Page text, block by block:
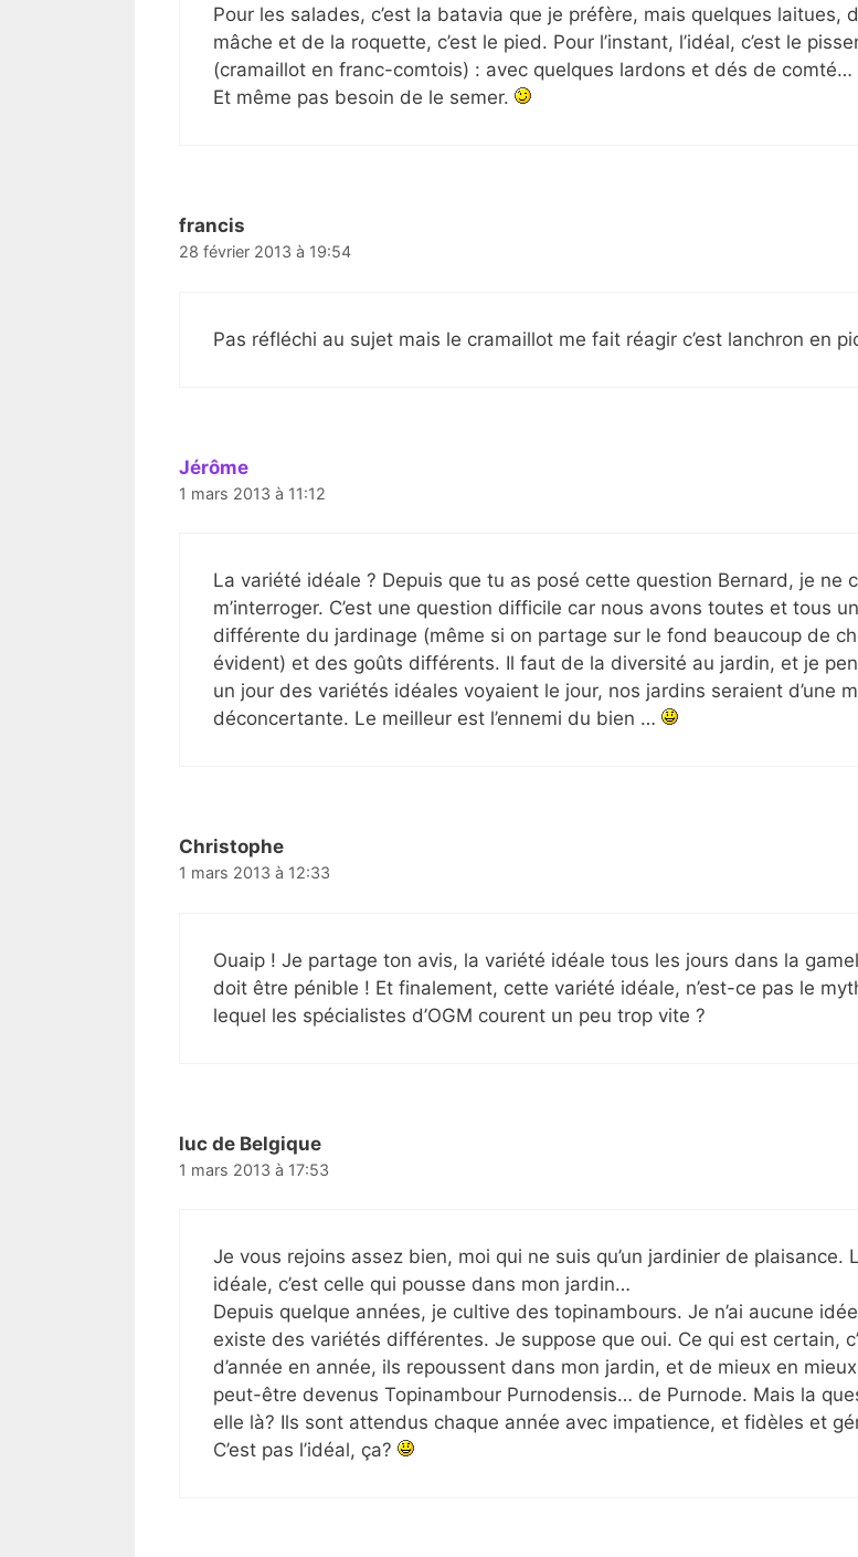
Pour les salades, c’est la batavia que je préfère, mais quelques laitues,
mâche et de la roquette, c’est le pied. Pour l’instant, l’idéal, c’est le
(cramaillot en franc-comtois) : avec quelques lardons et dés de comté…
Et même pas besoin de le semer.
francis
28 février 2013 à 19:54
Pas réfléchi au sujet mais le cramaillot me fait réagir c’est lanchron en
Jérôme
1 mars 2013 à 11:12
La variété idéale ? Depuis que tu as posé cette question Bernard, je ne
m’interroger. C’est une question difficile car nous avons toutes et tous
différente du jardinage (même si on partage sur le fond beaucoup de
évident) et des goûts différents. Il faut de la diversité au jardin, et je
un jour des variétés idéales voyaient le jour, nos jardins seraient d’une
déconcertante. Le meilleur est l’ennemi du bien …
Christophe
1 mars 2013 à 12:33
Ouaip ! Je partage ton avis, la variété idéale tous les jours dans la
doit être pénible ! Et finalement, cette variété idéale, n’est-ce pas le
lequel les spécialistes d’OGM courent un peu trop vite ?
luc de Belgique
1 mars 2013 à 17:53
Je vous rejoins assez bien, moi qui ne suis qu’un jardinier de plaisance.
idéale, c’est celle qui pousse dans mon jardin…
Depuis quelque années, je cultive des topinambours. Je n’ai aucune
existe des variétés différentes. Je suppose que oui. Ce qui est certain,
d’année en année, ils repoussent dans mon jardin, et de mieux en
peut-être devenus Topinambour Purnodensis… de Purnode. Mais la
elle là? Ils sont attendus chaque année avec impatience, et fidèles et
C’est pas l’idéal, ça?